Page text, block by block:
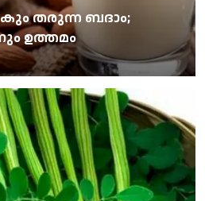
തരുന്ന ബദാം;
ഉത്തമം